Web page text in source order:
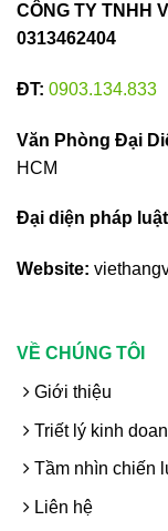
CÔNG TY TNHH
0313462404
ĐT: 0903.134.833
Văn Phòng Đại
HCM
Đại diện pháp
Website:
VỀ CHÚNG TÔI
Giới thiệu
Triết lý kinh
Tầm nhìn chiến
Liên hệ